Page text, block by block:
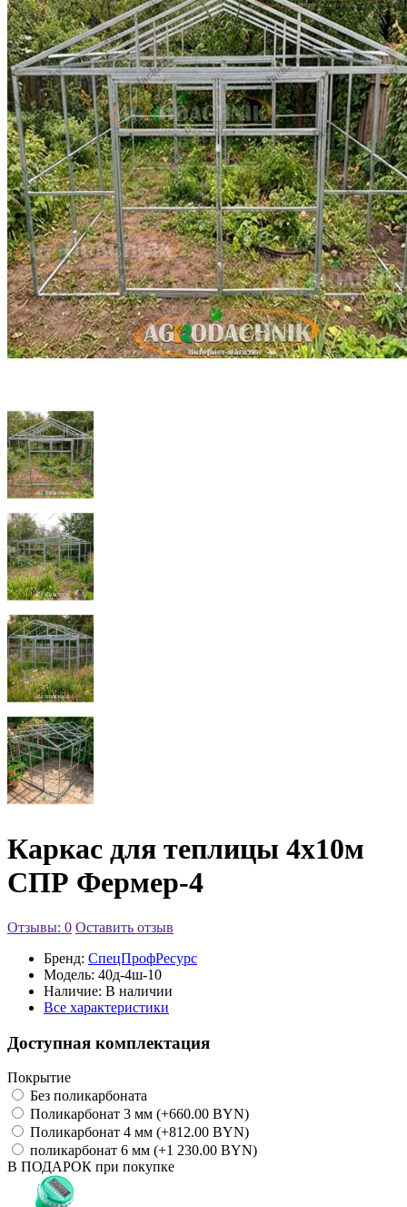
Каркас для теплицы 4х10м
СПР Фермер-4
Отзывы: 0 Оставить отзыв
Бренд: СпецПрофРесурс
Модель: 40д-4ш-10
Наличие: В наличии
Все характеристики
Доступная комплектация
Покрытие
Без поликарбоната
Поликарбонат 3 мм (+660.00 BYN)
Поликарбонат 4 мм (+812.00 BYN)
поликарбонат 6 мм (+1 230.00 BYN)
В ПОДАРОК при покупке